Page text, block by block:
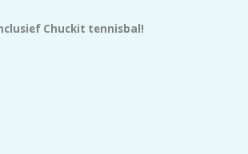
Chuckit tennisbal!